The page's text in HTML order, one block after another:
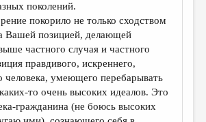
поколений.
покорило не только сходством
Вашей позицией, делающей
частного случая и частного
правдивого, искреннего,
человека, умеющего перебарывать
то очень высоких идеалов. Это
гражданина (не боюсь высоких